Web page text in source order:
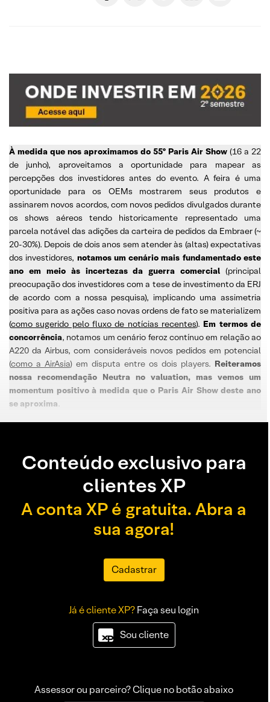
À medida que nos aproximamos do 55º Paris Air Show (16 a 22
de junho), aproveitamos a oportunidade para mapear as
percepções dos investidores antes do evento. A feira é uma
oportunidade para os OEMs mostrarem seus produtos e
assinarem novos acordos, com novos pedidos divulgados durante
os shows aéreos tendo historicamente representado uma
parcela notável das adições da carteira de pedidos da Embraer (~
20-30%). Depois de dois anos sem atender às (altas) expectativas
dos investidores, notamos um cenário mais fundamentado este
ano em meio às incertezas da guerra comercial (principal
preocupação dos investidores com a tese de investimento da ERJ
de acordo com a nossa pesquisa), implicando uma assimetria
positiva para as ações caso novas ordens de fato se materializem
(como sugerido pelo fluxo de notícias recentes). Em termos de
concorrência, notamos um cenário feroz contínuo em relação ao
A220 da Airbus, com consideráveis novos pedidos em potencial
(como a AirAsia) em disputa entre os dois players. Reiteramos
nossa recomendação Neutra no valuation, mas vemos um
momentum positivo à medida que o Paris Air Show deste ano
se aproxima.
Conteúdo exclusivo para
clientes XP
A conta XP é gratuita. Abra a
sua agora!
Cadastrar
Já é cliente XP?Faça seu login
Sou cliente
Assessor ou parceiro? Clique no botão abaixo